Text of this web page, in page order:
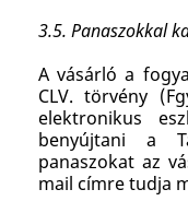
3.5. Panaszokkal
A vásárló a
CLV. törvény
elektronikus
benyújtani a
panaszokat az
mail címre tudja